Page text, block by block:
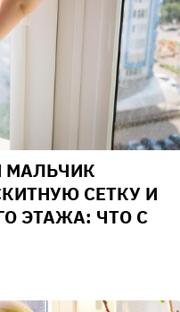
МАЛЬЧИК
СЕТКУ И
ЭТАЖА: ЧТО С